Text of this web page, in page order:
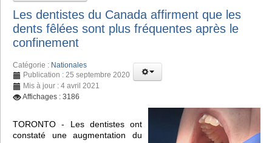
Les dentistes du Canada affirment que les
dents fêlées sont plus fréquentes après le
confinement
Catégorie : Nationales
Publication : 25 septembre 2020
Mis à jour : 4 avril 2021
Affichages : 3186
TORONTO - Les dentistes ont
constaté une augmentation du